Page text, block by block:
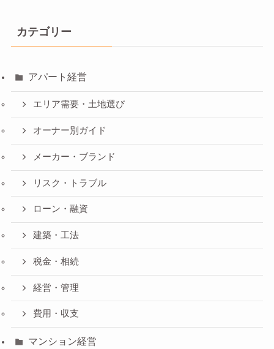
カテゴリー
アパート経営
エリア需要・土地選び
オーナー別ガイド
メーカー・ブランド
リスク・トラブル
ローン・融資
建築・工法
税金・相続
経営・管理
費用・収支
マンション経営